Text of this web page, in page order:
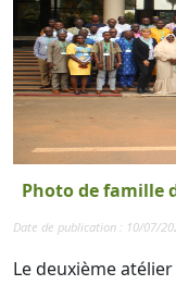
Photo de famille
Date de publication : 10/07/
Le deuxième